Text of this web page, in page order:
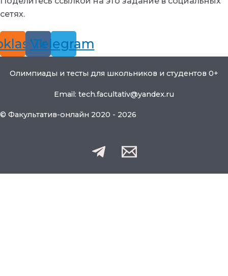
сетях.
Vk
Telegram
Олимпиады и тесты для школьников и студентов 0+
Email: tech.facultativ@yandex.ru
© Факультатив-онлайн 2020 - 2026